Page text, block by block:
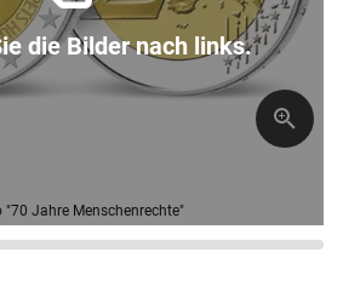
"70 Jahre Menschenrechte"
die Bilder nach links.